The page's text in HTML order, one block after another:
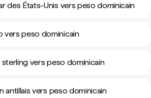
des États-Unis vers peso dominicain
vers peso dominicain
sterling vers peso dominicain
antillais vers peso dominicain